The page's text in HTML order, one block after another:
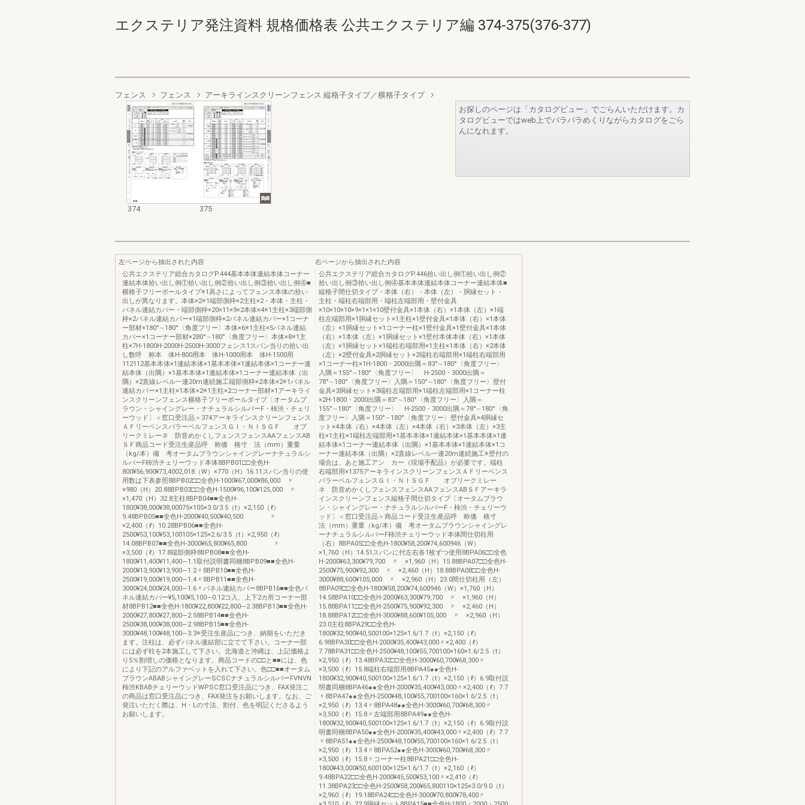
エクステリア発注資料 規格価格表 公共エクステリア編 374-375(376-377)
フェンス フェンス アーキラインスクリーンフェンス 縦格子タイプ／横格子タイプ
374 375
お探しのページは「カタログビュー」でごらんいただけます。カ
タログビューではweb上でパラパラめくりながらカタログをごら
んになれます。
左ページから抽出された内容
公共エクステリア総合カタログP.444基本本体連結本体コーナー
連結本体拾い出し例①拾い出し例②拾い出し例③拾い出し例④■
横格子フリーポールタイプ※1高さによってフェンス本体の拾い
出しが異なります。本体×2※1端部側枠×2主柱×2・本体・主柱・
パネル連結カバー・端部側枠×20×11×9×2本体×4※1主柱×3端部側
枠×2パネル連結カバー×1端部側枠×2パネル連結カバー×1コーナ
ー部材×180°∼180°〈角度フリー〉本体×6※1主柱×5パネル連結
カバー×1コーナー部材×280°∼180°〈角度フリー〉本体×8※1主
柱×7H-1800H-2000H-2500H-3000フェンス1スパン当りの拾い出
し数呼 称本 体H-800用本 体H-1000用本 体H-1500用
112112基本本体×1連結本体×1基本本体×1連結本体×1コーナー連
結本体（出隅）×1基本本体×1連結本体×1コーナー連結本体（出
隅）×2直線レベル一連20m連続施工端部側枠×2本体×2※1パネル
連結カバー×1主柱×1本体×2※1主柱×2コーナー部材×1アーキライ
ンスクリーンフェンス横格子フリーポールタイプ〔オータムブ
ラウン・シャイングレー・ナチュラルシルバーF・柿渋・チェリ
ーウッド〕＜窓口受注品＞374アーキラインスクリーンフェンス
ＡＦリーベンスパラーベルフェンスＧＩ・ＮＩＳＧＦ オブ
リークミレーネ 防音めかくしフェンスフェンスAAフェンスAB
ＳＦ商品コード受注生産品呼 称価 格寸 法（mm）重量
（kg/本）備 考オータムブラウンシャイングレーナチュラルシ
ルバーF柿渋チェリーウッド本体8BPB01□□全色H-
800¥56,900¥73,4002,018（W）×770（H）16.11スパン当りの使
用数は下表参照8BPB02□□全色H-1000¥67,000¥86,000 〃
×980（H）20.88BPB03□□全色H-1500¥96,100¥125,000 〃
×1,470（H）32.8主柱8BPB04■■全色H-
1800¥38,000¥38,00075×105×3.0/3.5（t）×2,150（ℓ）
9.48BPB05■■全色H-2000¥40,500¥40,500 〃
×2,400（ℓ）10.28BPB06■■全色H-
2500¥53,100¥53,100105×125×2.6/3.5（t）×2,950（ℓ）
14.08BPB07■■全色H-3000¥65,800¥65,800 〃
×3,500（ℓ）17.8端部側枠8BPB08■■全色H-
1800¥11,400¥11,400―1.1取付説明書同梱8BPB09■■全色H-
2000¥13,900¥13,900―1.2〃8BPB10■■全色H-
2500¥19,000¥19,000―1.4〃8BPB11■■全色H-
3000¥24,000¥24,000―1.6〃パネル連結カバー8BPB16■■全色パ
ネル連結カバー¥5,100¥5,100―0.12コ入、上下2カ所コーナー部
材8BPB12■■全色H-1800¥22,800¥22,800―2.38BPB13■■全色H-
2000¥27,800¥27,800―2.58BPB14■■全色H-
2500¥38,000¥38,000―2.98BPB15■■全色H-
3000¥48,100¥48,100―3.3※受注生産品につき、納期をいただき
ます。注柱は、必ずパネル連結部に立てて下さい。コーナー部
には必ず柱を2本施工して下さい。北海道と沖縄は、上記価格よ
り5％割増しの価格となります。商品コードの□□と■■には、色
により下記のアルファベットを入れて下さい。色□□■■オータム
ブラウンABABシャイングレーSCSCナチュラルシルバーFVNVN
柿渋KBABチェリーウッドWPSC窓口受注品につき、FAX発注こ
の商品は窓口受注品につき、FAX発注をお願いします。なお、ご
発注いただく際は、H・Lの寸法、割付、色を明記くださるよう
お願いします。
右ページから抽出された内容
公共エクステリア総合カタログP.446拾い出し例①拾い出し例②
拾い出し例③拾い出し例④基本本体連結本体コーナー連結本体■
縦格子間仕切タイプ・本体（右）・本体（左）・胴縁セット・
主柱・端柱右端部用・端柱左端部用・壁付金具
×10×10×10×9×1×1×10壁付金具×1本体（右）×1本体（左）×1端
柱左端部用×1胴縁セット×1主柱×1壁付金具×1本体（右）×1本体
（左）×1胴縁セット×1コーナー柱×1壁付金具×1壁付金具×1本体
（右）×1本体（左）×1胴縁セット×1壁付本体本体（右）×1本体
（左）×1胴縁セット×1端柱右端部用×1主柱×1本体（右）×2本体
（左）×2壁付金具×2胴縁セット×2端柱右端部用×1端柱右端部用
×1コーナー柱×1H-1800・2000出隅＝83°∼180°〈角度フリー〉
入隅＝155°∼180°〈角度フリー〉 H-2500・3000出隅＝
78°∼180°〈角度フリー〉入隅＝150°∼180°〈角度フリー〉壁付
金具×3胴縁セット×3端柱左端部用×1端柱左端部用×1コーナー柱
×2H-1800・2000出隅＝83°∼180°〈角度フリー〉入隅＝
155°∼180°〈角度フリー〉 H-2500・3000出隅＝78°∼180°〈角
度フリー〉入隅＝150°∼180°〈角度フリー〉壁付金具×4胴縁セ
ット×4本体（右）×4本体（左）×4本体（右）×3本体（左）×3主
柱×1主柱×1端柱左端部用×1基本本体×1連結本体×1基本本体×1連
結本体×1コーナー連結本体（出隅）×1基本本体×1連結本体×1コ
ーナー連結本体（出隅）×2直線レベル一連20m連続施工※壁付の
場合は、あと施工アン カー（現場手配品）が必要です。端柱
右端部用×1375アーキラインスクリーンフェンスＡＦリーベンス
パラーベルフェンスＧＩ・ＮＩＳＧＦ オブリークミレー
ネ 防音めかくしフェンスフェンスAAフェンスABＳＦアーキラ
インスクリーンフェンス縦格子間仕切タイプ〔オータムブラウ
ン・シャイングレー・ナチュラルシルバーF・柿渋・チェリーウ
ッド〕＜窓口受注品＞商品コード受注生産品呼 称価 格寸
法（mm）重量（kg/本）備 考オータムブラウンシャイングレ
ーナチュラルシルバーF柿渋チェリーウッド本体間仕切柱用
（右）8BPA05□□全色H-1800¥58,200¥74,600946（W）
×1,760（H）14.51スパンに付左右各1枚ずつ使用8BPA06□□全色
H-2000¥63,300¥79,700 〃 ×1,960（H）15.88BPA07□□全色H-
2500¥75,900¥92,300 〃 ×2,460（H）18.88BPA08□□全色H-
3000¥88,600¥105,000 〃 ×2,960（H）23.0間仕切柱用（左）
8BPA09□□全色H-1800¥58,200¥74,600946（W）×1,760（H）
14.58BPA10□□全色H-2000¥63,300¥79,700 〃 ×1,960（H）
15.88BPA11□□全色H-2500¥75,900¥92,300 〃 ×2,460（H）
18.88BPA12□□全色H-3000¥88,600¥105,000 〃 ×2,960（H）
23.0主柱8BPA29□□全色H-
1800¥32,900¥40,500100×125×1.6/1.7（t）×2,150（ℓ）
6.98BPA30□□全色H-2000¥35,400¥43,000〃×2,400（ℓ）
7.78BPA31□□全色H-2500¥48,100¥55,700100×160×1.6/2.5（t）
×2,950（ℓ）13.48BPA32□□全色H-3000¥60,700¥68,300〃
×3,500（ℓ）15.8端柱右端部用8BPA45●●全色H-
1800¥32,900¥40,500100×125×1.6/1.7（t）×2,150（ℓ）6.9取付説
明書同梱8BPA46●●全色H-2000¥35,400¥43,000〃×2,400（ℓ）7.7
〃8BPA47●●全色H-2500¥48,100¥55,700100×160×1.6/2.5（t）
×2,950（ℓ）13.4〃8BPA48●●全色H-3000¥60,700¥68,300〃
×3,500（ℓ）15.8〃左端部用8BPA49●●全色H-
1800¥32,900¥40,500100×125×1.6/1.7（t）×2,150（ℓ）6.9取付説
明書同梱8BPA50●●全色H-2000¥35,400¥43,000〃×2,400（ℓ）7.7
〃8BPA51●●全色H-2500¥48,100¥55,700100×160×1.6/2.5（t）
×2,950（ℓ）13.4〃8BPA52●●全色H-3000¥60,700¥68,300〃
×3,500（ℓ）15.8〃コーナー柱8BPA21□□全色H-
1800¥43,000¥50,600100×125×1.6/1.7（t）×2,160（ℓ）
9.48BPA22□□全色H-2000¥45,500¥53,100〃×2,410（ℓ）
11.38BPA23□□全色H-2500¥58,200¥65,800110×125×3.0/9.0（t）
×2,960（ℓ）19.18BPA24□□全色H-3000¥70,800¥78,400〃